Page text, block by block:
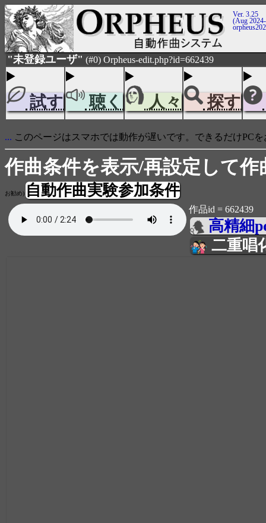
Ver. 3.25
(Aug
"未登録ユーザ" (#0) Orpheus-edit.php?id=662439
試す 聴く 人々 探す
... このページはスマホでは動作が遅いです。できるだけPC
作曲条件を表示/再設定して作
お勧め)自動作曲実験参加条件
作品id = 662439
高精細
二重唱